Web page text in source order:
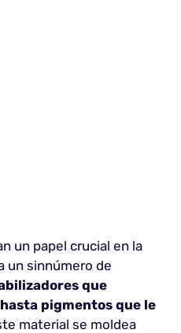
un papel crucial en la
un sinnúmero de
que
pigmentos que le
material se moldea